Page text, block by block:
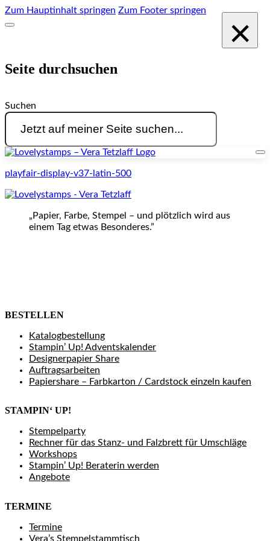
Zum Hauptinhalt springen Zum Footer springen
Seite durchsuchen
Suchen
×
playfair-display-v37-latin-500
„Papier, Farbe, Stempel – und plötzlich wird aus
einem Tag etwas Besonderes.”
BESTELLEN
Katalogbestellung
Stampin’ Up! Adventskalender
Designerpapier Share
Auftragsarbeiten
Papiershare – Farbkarton / Cardstock einzeln kaufen
STAMPIN‘ UP!
Stempelparty
Rechner für das Stanz- und Falzbrett für Umschläge
Workshops
Stampin’ Up! Beraterin werden
Angebote
TERMINE
Termine
Vera’s Stempelstammtisch